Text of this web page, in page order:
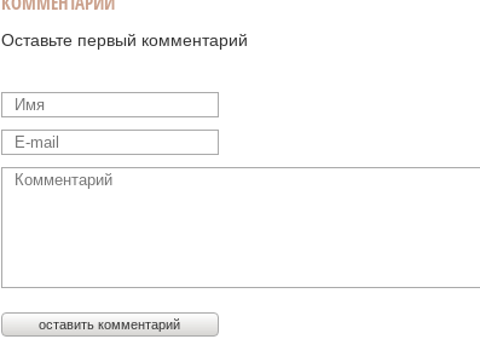
Оставьте первый комментарий